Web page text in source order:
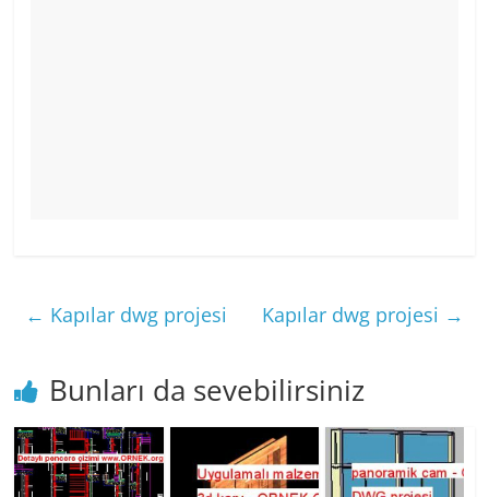
← Kapılar dwg projesi Kapılar dwg projesi →
Bunları da sevebilirsiniz